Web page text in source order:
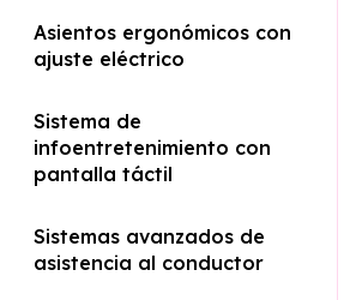
Asientos ergonómicos con
ajuste eléctrico
Sistema de
infoentretenimiento con
pantalla táctil
Sistemas avanzados de
asistencia al conductor